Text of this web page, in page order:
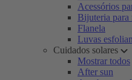
Acessórios
Bijuteria para
Flanela
Luvas
Cuidados solares
Mostrar todos
After sun